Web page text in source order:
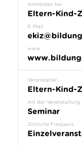
Anmelden bei
Eltern-Kind-
E-Mail
www
Veranstalter
Eltern-Kind-
Art der Veranstaltung
Seminar
Zeitliche Frequenz